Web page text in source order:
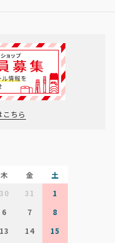
ちら
木 金
土
30 31
1
6 7
8
13 14 15